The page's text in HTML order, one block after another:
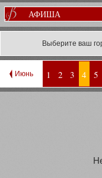
АФИША
Выберите ваш
Июнь 1 2 3 4 5